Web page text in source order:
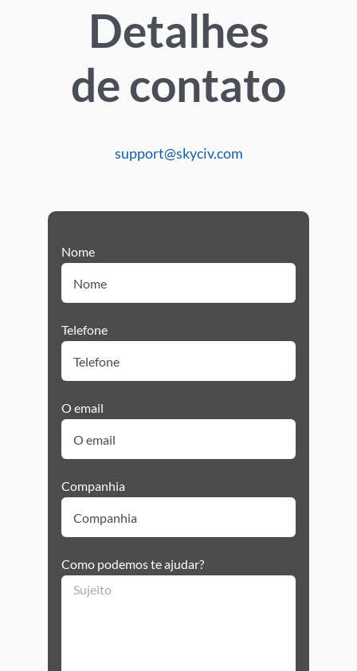
Detalhes
de contato
support@skyciv.com
Nome
Telefone
O email
Companhia
Como podemos te ajudar?